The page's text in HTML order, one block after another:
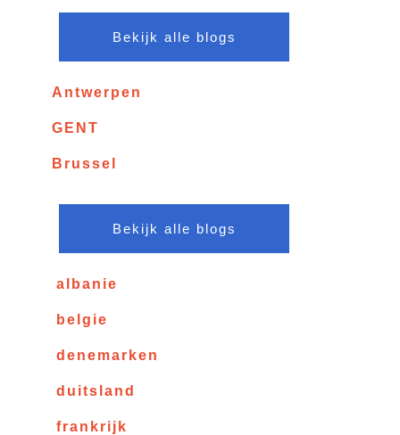
Bekijk alle blogs
Antwerpen
GENT
Brussel
Bekijk alle blogs
albanie
belgie
denemarken
duitsland
frankrijk